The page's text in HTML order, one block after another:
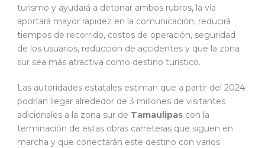
turismo y ayudará a detonar ambos rubros, la vía
aportará mayor rapidez en la comunicación, reducirá
tiempos de recorrido, costos de operación, seguridad
de los usuarios, reducción de accidentes y que la zona
sur sea más atractiva como destino turístico.
Las autoridades estatales estiman que a partir del 2024
podrían llegar alrededor de 3 millones de visitantes
adicionales a la zona sur de Tamaulipas con la
terminación de estas obras carreteras que siguen en
marcha y que conectarán este destino con varios